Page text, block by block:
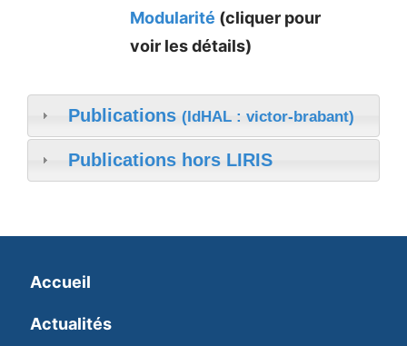
Modularité (cliquer pour
voir les détails)
Publications (IdHAL : victor-brabant)
Publications hors LIRIS
Accueil
Actualités